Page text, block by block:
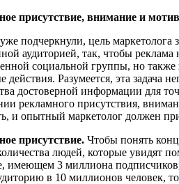
присутствие, внимание и
подчеркнули, цель маркетолога
аудиторией, так, чтобы
социальной группы, но
действия. Разумеется, эта задача
достоверной информации для
рекламного присутствия,
и опытный маркетолог должен
присутствие. Чтобы понять
людей, которые увидят
имеющем 3 миллиона подписчиков,
в 10 миллионов человек,